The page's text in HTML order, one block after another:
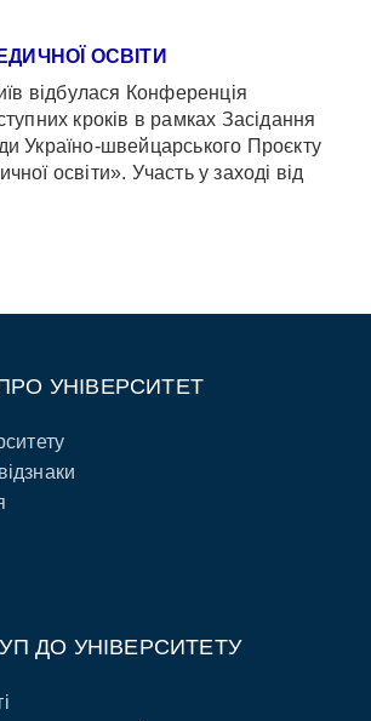
ОСВІТИ
відбулася Конференція
кроків в рамках Засідання
Україно-швейцарського Проєкту
освіти». Участь у заході від
УНІВЕРСИТЕТ
ДО УНІВЕРСИТЕТУ